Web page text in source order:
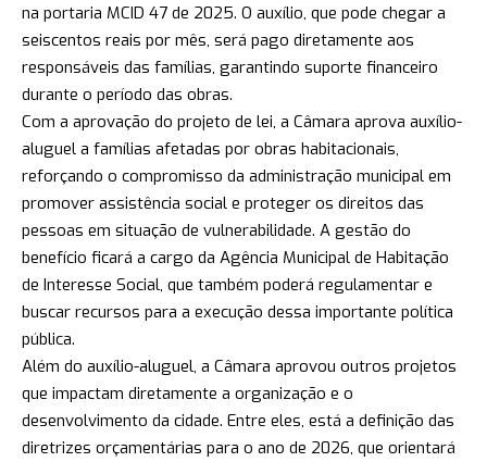
na portaria MCID 47 de 2025. O auxílio, que pode chegar a
seiscentos reais por mês, será pago diretamente aos
responsáveis das famílias, garantindo suporte financeiro
durante o período das obras.
Com a aprovação do projeto de lei, a Câmara aprova auxílio-
aluguel a famílias afetadas por obras habitacionais,
reforçando o compromisso da administração municipal em
promover assistência social e proteger os direitos das
pessoas em situação de vulnerabilidade. A gestão do
benefício ficará a cargo da Agência Municipal de Habitação
de Interesse Social, que também poderá regulamentar e
buscar recursos para a execução dessa importante política
pública.
Além do auxílio-aluguel, a Câmara aprovou outros projetos
que impactam diretamente a organização e o
desenvolvimento da cidade. Entre eles, está a definição das
diretrizes orçamentárias para o ano de 2026, que orientará